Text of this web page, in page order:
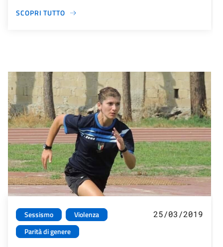
SCOPRI TUTTO
Sessismo
Violenza
Parità di genere
25/03/2019